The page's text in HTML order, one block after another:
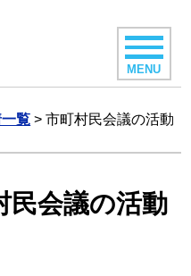
MENU
覧 >市町村民会議の活動
民会議の活動